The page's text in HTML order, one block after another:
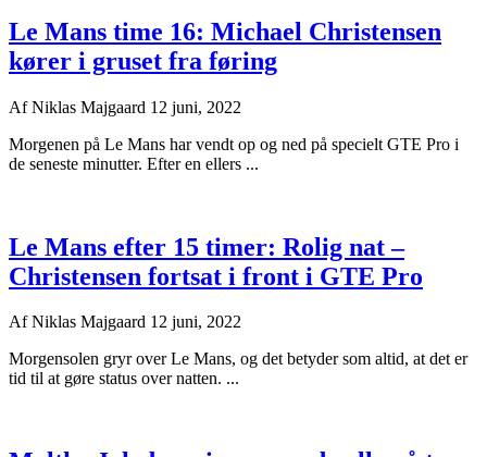
Le Mans time 16: Michael Christensen
kører i gruset fra føring
AfNiklas Majgaard 12 juni, 2022
Morgenen på Le Mans har vendt op og ned på specielt GTE Pro i
de seneste minutter. Efter en ellers ...
Le Mans efter 15 timer: Rolig nat –
Christensen fortsat i front i GTE Pro
AfNiklas Majgaard 12 juni, 2022
Morgensolen gryr over Le Mans, og det betyder som altid, at det er
tid til at gøre status over natten. ...